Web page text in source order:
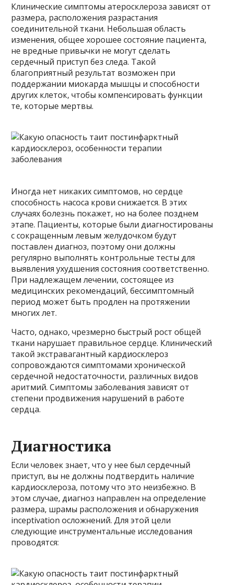
Клинические симптомы атеросклероза зависят от
размера, расположения разрастания
соединительной ткани. Небольшая область
изменения, общее хорошее состояние пациента,
не вредные привычки не могут сделать
сердечный приступ без следа. Такой
благоприятный результат возможен при
поддержании миокарда мышцы и способности
других клеток, чтобы компенсировать функции
те, которые мертвы.
Иногда нет никаких симптомов, но сердце
способность насоса крови снижается. В этих
случаях болезнь покажет, но на более позднем
этапе. Пациенты, которые были диагностированы
с сокращенным левым желудочком будут
поставлен диагноз, поэтому они должны
регулярно выполнять контрольные тесты для
выявления ухудшения состояния соответственно.
При надлежащем лечении, состоящее из
медицинских рекомендаций, бессимптомный
период может быть продлен на протяжении
многих лет.
Часто, однако, чрезмерно быстрый рост общей
ткани нарушает правильное сердце. Клинический
такой экстравагантный кардиосклероз
сопровождаются симптомами хронической
сердечной недостаточности, различных видов
аритмий. Симптомы заболевания зависят от
степени продвижения нарушений в работе
сердца.
Диагностика
Если человек знает, что у нее был сердечный
приступ, вы не должны подтвердить наличие
кардиосклероза, потому что это неизбежно. В
этом случае, диагноз направлен на определение
размера, шрамы расположения и обнаружения
inceptivation осложнений. Для этой цели
следующие инструментальные исследования
проводятся: